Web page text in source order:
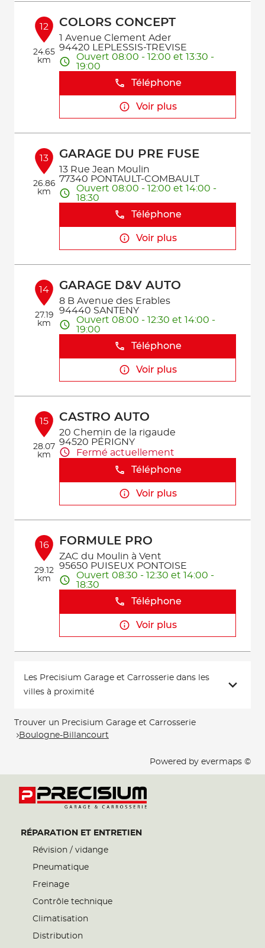
12
24.65
km
COLORS CONCEPT
1 Avenue Clement Ader
94420 LEPLESSIS-TREVISE
Ouvert 08:00 - 12:00 et 13:30 -
19:00
Téléphone
Voir plus
13
26.86
km
GARAGE DU PRE FUSE
13 Rue Jean Moulin
77340 PONTAULT-COMBAULT
Ouvert 08:00 - 12:00 et 14:00 -
18:30
Téléphone
Voir plus
14
27.19
km
GARAGE D&V AUTO
8 B Avenue des Erables
94440 SANTENY
Ouvert 08:00 - 12:30 et 14:00 -
19:00
Téléphone
Voir plus
15
28.07
km
CASTRO AUTO
20 Chemin de la rigaude
94520 PÉRIGNY
Fermé actuellement
Téléphone
Voir plus
16
29.12
km
FORMULE PRO
ZAC du Moulin à Vent
95650 PUISEUX PONTOISE
Ouvert 08:30 - 12:30 et 14:00 -
18:30
Téléphone
Voir plus
Les Precisium Garage et Carrosserie dans les
villes à proximité
Trouver un Precisium Garage et Carrosserie
Boulogne-Billancourt
Powered by evermaps ©
RÉPARATION ET ENTRETIEN
Révision / vidange
Pneumatique
Freinage
Contrôle technique
Climatisation
Distribution